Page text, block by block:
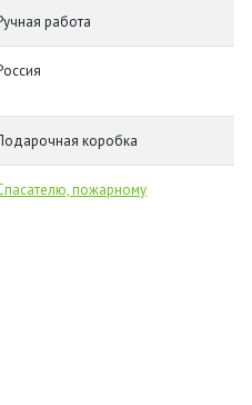
работа
коробка
пожарному